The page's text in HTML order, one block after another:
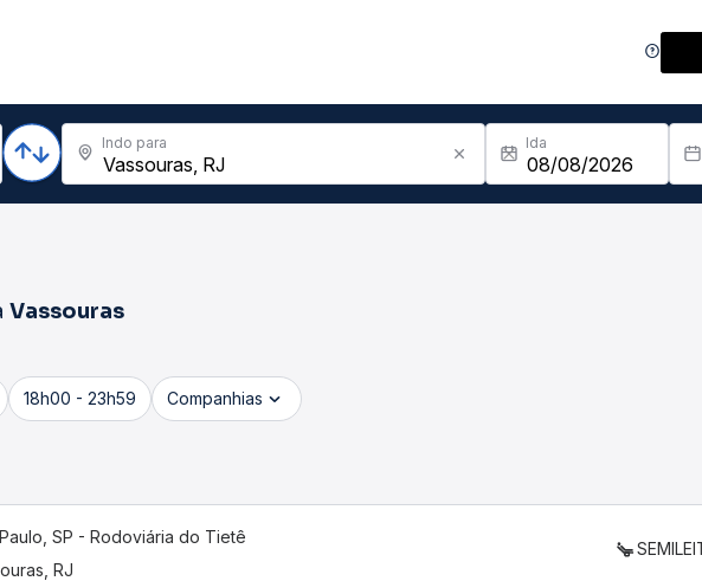
Indo para Ida
Vassouras
18h00 - 23h59 Companhias
SP - Rodoviária do Tietê
RJ